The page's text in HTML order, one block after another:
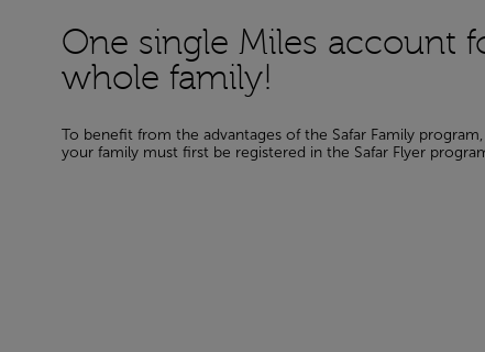
One single Miles account
whole family!
To benefit from the advantages of the Safar Family
your family must first be registered in the Safar Flyer